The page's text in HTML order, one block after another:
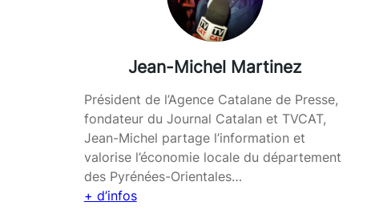
Jean-Michel Martinez
Président de l’Agence Catalane de Presse,
fondateur du Journal Catalan et TVCAT,
Jean-Michel partage l’information et
valorise l’économie locale du département
des Pyrénées-Orientales…
+ d’infos